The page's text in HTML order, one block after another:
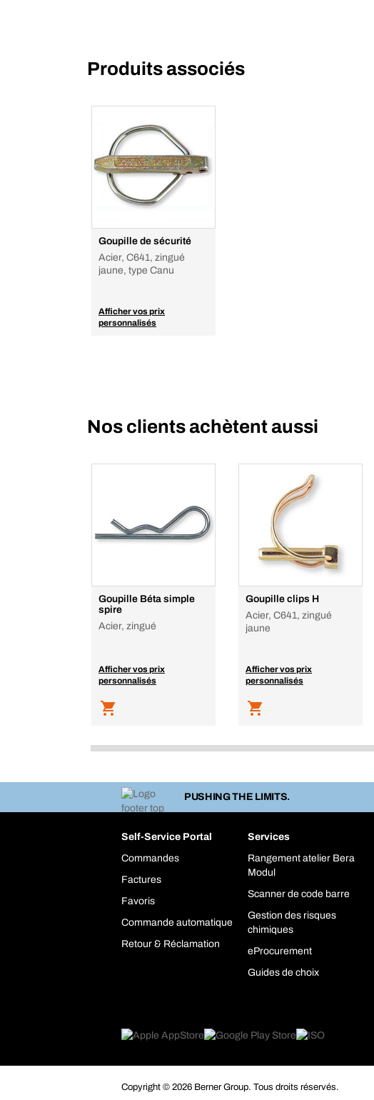
Produits associés
Goupille de sécurité
Acier, C641, zingué
jaune, type Canu
Afficher vos prix
personnalisés
Nos clients achètent aussi
Goupille Béta simple
spire
Acier, zingué
Afficher vos prix
personnalisés
Goupille clips H
Acier, C641, zingué
jaune
Afficher vos prix
personnalisés
PUSHING THE LIMITS.
Self-Service Portal
Commandes
Factures
Favoris
Commande automatique
Retour & Réclamation
Services
Rangement atelier Bera
Modul
Scanner de code barre
Gestion des risques
chimiques
eProcurement
Guides de choix
Copyright © 2026 Berner Group. Tous droits réservés.